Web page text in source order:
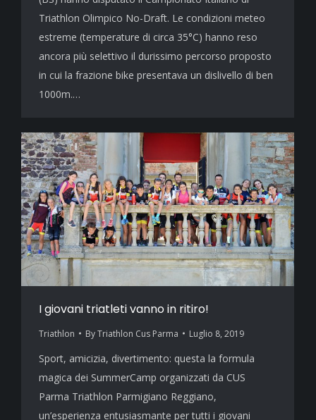
Triathlon Olimpico No-Draft. Le condizioni meteo
estreme (temperature di circa 35°C) hanno reso
ancora più selettivo il durissimo percorso proposto
in cui la frazione bike presentava un dislivello di ben
1000m.…
I giovani triatleti vanno in ritiro!
Triathlon ByTriathlon Cus Parma Luglio 8, 2019
Sport, amicizia, divertimento: questa la formula
magica dei SummerCamp organizzati da CUS
Parma Triathlon Parmigiano Reggiano,
un’esperienza entusiasmante per tutti i giovani